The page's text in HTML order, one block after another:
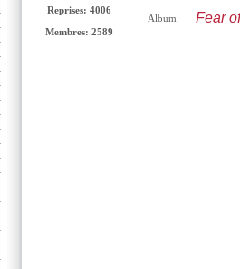
Reprises: 4006
Membres: 2589
Album: Fear